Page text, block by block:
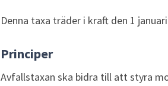
Denna taxa träder i kraft den 1
Principer
Avfallstaxan ska bidra till att styra